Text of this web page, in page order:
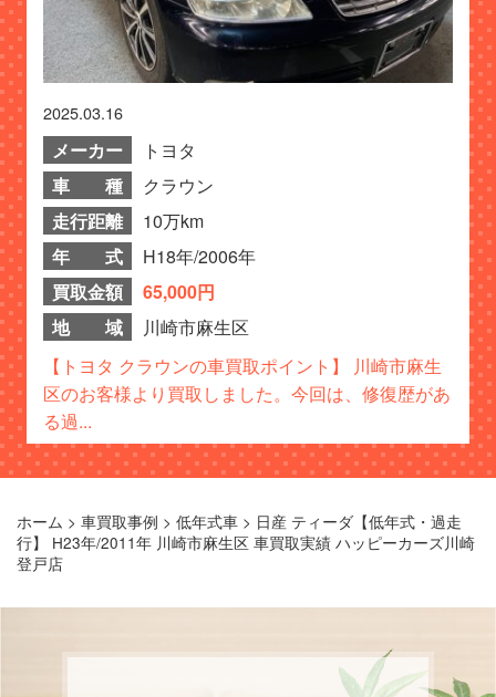
2025.03.16
メーカー
トヨタ
車 種
クラウン
走行距離
10万km
年 式
H18年/2006年
買取金額
65,000円
地 域
川崎市麻生区
【トヨタ クラウンの車買取ポイント】 川崎市麻生
区のお客様より買取しました。今回は、修復歴があ
る過...
ホーム > 車買取事例 > 低年式車 > 日産 ティーダ【低年式・過走
行】 H23年/2011年 川崎市麻生区 車買取実績 ハッピーカーズ川崎
登戸店